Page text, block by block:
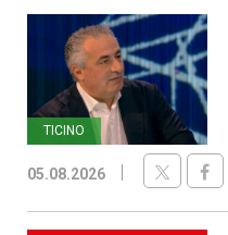
TICINO
05.08.2026